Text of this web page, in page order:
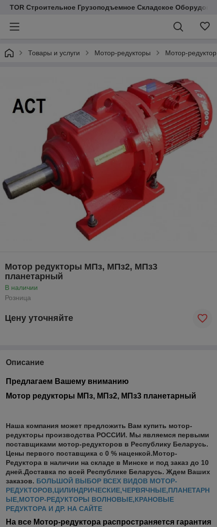
TOR Строительное Грузоподъемное Складское
Товары и услуги Мотор-редукторы Мотор-
Мотор редукторы МПз, МПз2, МПз3
планетарный
В наличии
Розница
Цену уточняйте
Описание
Предлагаем Вашему вниманию
Мотор редукторы МПз, МПз2, МПз3 планетарный
Наша компания может предложить Вам купить мотор-
редукторы производства РОССИИ. Мы являемся первыми
поставщиками мотор-редукторов в Республику Беларусь.
Цены первого поставщика с 0 % наценкой.Мотор-
Редуктора в наличии на складе в Минске и под заказ до 10
дней.Доставка по всей Республике Беларусь. Ждем Ваших
заказов. БОЛЬШОЙ ВЫБОР ВСЕХ ВИДОВ МОТОР-
РЕДУКТОРОВ,ЦИЛИНДРИЧЕСКИЕ,ЧЕРВЯЧНЫЕ,ПЛАНЕТАРН
ЫЕ,МОТОР-РЕДУКТОРЫ ВОЛНОВЫЕ,КРАНОВЫЕ
РЕДУКТОРА И ДР. НА САЙТЕ
На все Мотор-редуктора распространяется гарантия